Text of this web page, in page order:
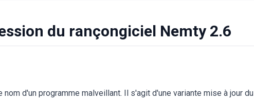
du rançongiciel Nemty 2.6
nom d'un programme malveillant. Il s'agit d'une variante mise à jour du